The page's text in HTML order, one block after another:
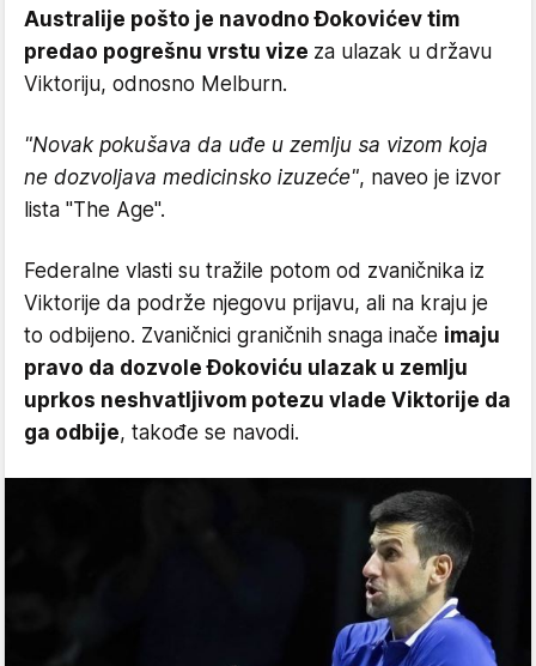
Australije pošto je navodno Đokovićev tim
predao pogrešnu vrstu vize za ulazak u državu
Viktoriju, odnosno Melburn.
"Novak pokušava da uđe u zemlju sa vizom koja
ne dozvoljava medicinsko izuzeće", naveo je izvor
lista "The Age".
Federalne vlasti su tražile potom od zvaničnika iz
Viktorije da podrže njegovu prijavu, ali na kraju je
to odbijeno. Zvaničnici graničnih snaga inače imaju
pravo da dozvole Đokoviću ulazak u zemlju
uprkos neshvatljivom potezu vlade Viktorije da
ga odbije, takođe se navodi.